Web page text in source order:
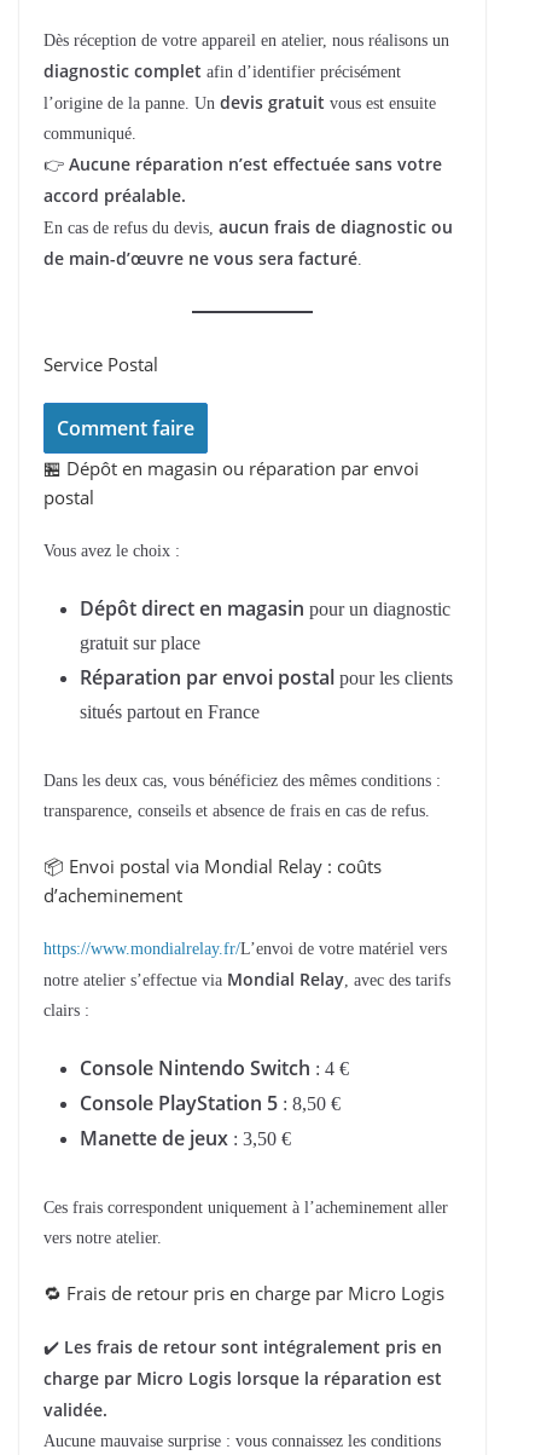
Dès réception de votre appareil en atelier, nous réalisons un
diagnostic complet afin d’identifier précisément
l’origine de la panne. Un devis gratuit vous est ensuite
communiqué.
👉 Aucune réparation n’est effectuée sans votre
accord préalable.
En cas de refus du devis, aucun frais de diagnostic ou
de main-d’œuvre ne vous sera facturé.
Service Postal
Comment faire
🏪 Dépôt en magasin ou réparation par envoi
postal
Vous avez le choix :
Dépôt direct en magasin pour un diagnostic
gratuit sur place
Réparation par envoi postal pour les clients
situés partout en France
Dans les deux cas, vous bénéficiez des mêmes conditions :
transparence, conseils et absence de frais en cas de refus.
📦 Envoi postal via Mondial Relay : coûts
d’acheminement
https://www.mondialrelay.fr/L’envoi de votre matériel vers
notre atelier s’effectue via Mondial Relay, avec des tarifs
clairs :
Console Nintendo Switch : 4 €
Console PlayStation 5 : 8,50 €
Manette de jeux : 3,50 €
Ces frais correspondent uniquement à l’acheminement aller
vers notre atelier.
🔁 Frais de retour pris en charge par Micro Logis
✔️ Les frais de retour sont intégralement pris en
charge par Micro Logis lorsque la réparation est
validée.
Aucune mauvaise surprise : vous connaissez les conditions